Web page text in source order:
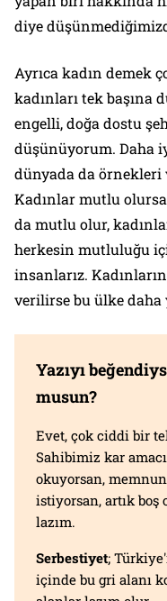
diye
Ayrıca kadın demek
kadınları tek başına
engelli, doğa dostu
düşünüyorum. Daha
dünyada da örnekleri
Kadınlar mutlu
da mutlu olur,
herkesin mutluluğu
insanlarız.
verilirse bu ülke daha
Yazıyı
musun?
Evet, çok ciddi bir
Sahibimiz kar
okuyorsan,
istiyorsan, artık
lazım.
Serbestiyet;
içinde bu gri alanı